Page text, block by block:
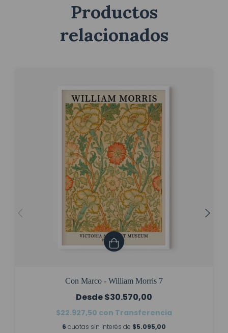
Productos
relacionados
Con Marco - William Morris 7
$30.570,00
$22.927,50 con Transferencia
6 cuotas sin interés de $5.095,00